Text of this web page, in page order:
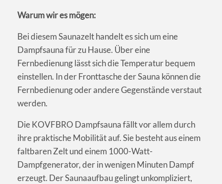
Warum wir es mögen:
Bei diesem Saunazelt handelt es sich um eine
Dampfsauna für zu Hause. Über eine
Fernbedienung lässt sich die Temperatur bequem
einstellen. In der Fronttasche der Sauna können die
Fernbedienung oder andere Gegenstände verstaut
werden.
Die KOVFBRO Dampfsauna fällt vor allem durch
ihre praktische Mobilität auf. Sie besteht aus einem
faltbaren Zelt und einem 1000-Watt-
Dampfgenerator, der in wenigen Minuten Dampf
erzeugt. Der Saunaaufbau gelingt unkompliziert,